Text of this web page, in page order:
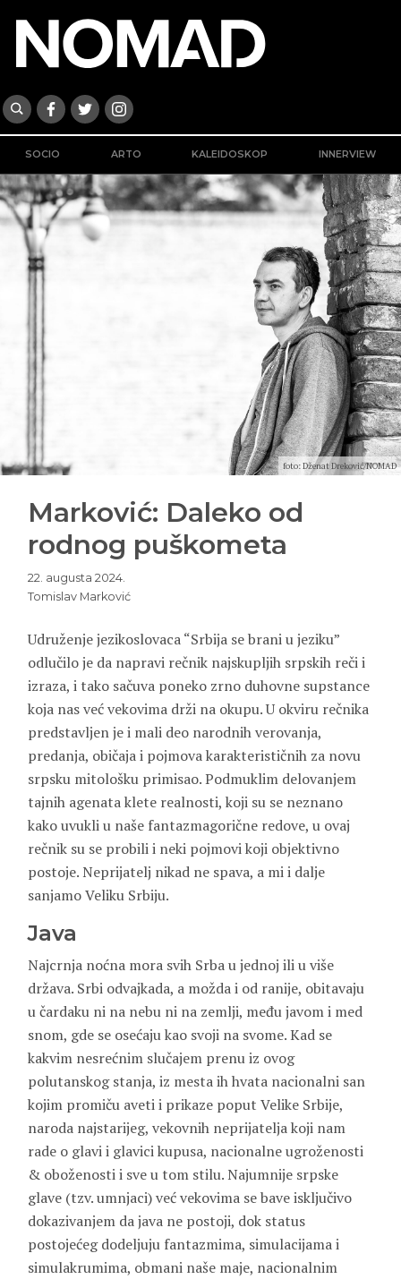
SOCIO ARTO KALEIDOSKOP INNERVIEW
foto: Dženat Dreković/NOMAD
Marković: Daleko od
rodnog puškometa
22. augusta 2024.
Tomislav Marković
Udruženje jezikoslovaca “Srbija se brani u jeziku”
odlučilo je da napravi rečnik najskupljih srpskih reči i
izraza, i tako sačuva poneko zrno duhovne supstance
koja nas već vekovima drži na okupu. U okviru rečnika
predstavljen je i mali deo narodnih verovanja,
predanja, običaja i pojmova karakterističnih za novu
srpsku mitološku primisao. Podmuklim delovanjem
tajnih agenata klete realnosti, koji su se neznano
kako uvukli u naše fantazmagorične redove, u ovaj
rečnik su se probili i neki pojmovi koji objektivno
postoje. Neprijatelj nikad ne spava, a mi i dalje
sanjamo Veliku Srbiju.
Java
Najcrnja noćna mora svih Srba u jednoj ili u više
država. Srbi odvajkada, a možda i od ranije, obitavaju
u čardaku ni na nebu ni na zemlji, među javom i med
snom, gde se osećaju kao svoji na svome. Kad se
kakvim nesrećnim slučajem prenu iz ovog
polutanskog stanja, iz mesta ih hvata nacionalni san
kojim promiču aveti i prikaze poput Velike Srbije,
naroda najstarijeg, vekovnih neprijatelja koji nam
rade o glavi i glavici kupusa, nacionalne ugroženosti
& oboženosti i sve u tom stilu. Najumnije srpske
glave (tzv. umnjaci) već vekovima se bave isključivo
dokazivanjem da java ne postoji, dok status
postojećeg dodeljuju fantazmima, simulacijama i
simulakrumima, obmani naše maje, nacionalnim